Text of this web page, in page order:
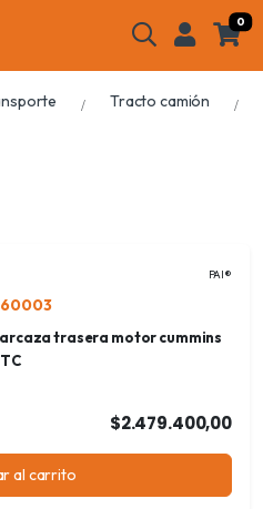
0
Tracto camión
PAI®
trasera motor cummins
$2.479.400,00
al carrito